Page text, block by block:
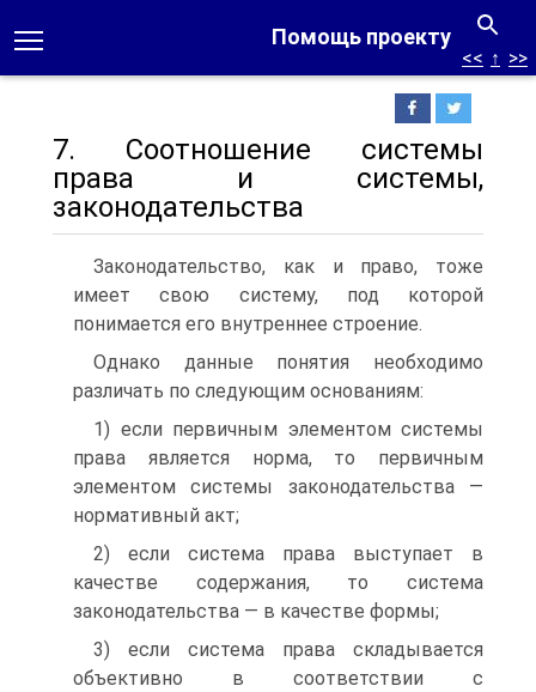
Помощь проекту
<< ↑ >>
7. Соотношение системы
права и системы,
законодательства
Законодательство, как и право, тоже
имеет свою систему, под которой
понимается его внутреннее строение.
Однако данные понятия необходимо
различать по следующим основаниям:
1) если первичным элементом системы
права является норма, то первичным
элементом системы законодательства —
нормативный акт;
2) если система права выступает в
качестве содержания, то система
законодательства — в качестве формы;
3) если система права складывается
объективно в соответствии с